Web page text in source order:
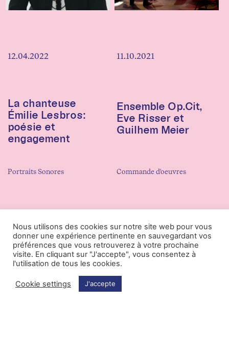
12.04.2022
La chanteuse
Émilie Lesbros:
poésie et
engagement
Portraits Sonores
11.10.2021
Ensemble Op.Cit,
Eve Risser et
Guilhem Meier
Commande d'oeuvres
Nous utilisons des cookies sur notre site web pour vous
donner une expérience pertinente en sauvegardant vos
préférences que vous retrouverez à votre prochaine
visite. En cliquant sur "J'accepte", vous consentez à
l'utilisation de tous les cookies.
Cookie settings J'accepte